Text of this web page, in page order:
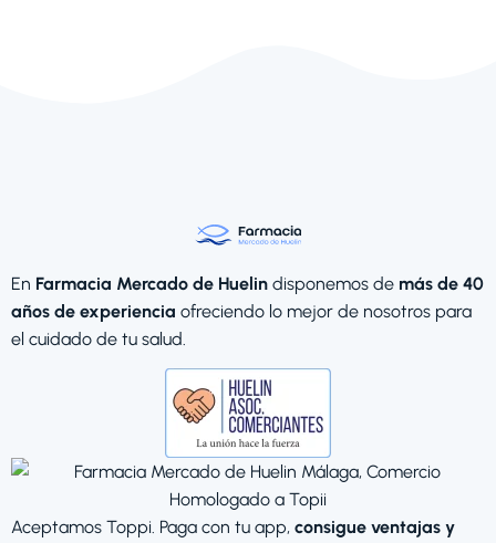
En Farmacia Mercado de Huelin disponemos de más de 40
años de experiencia ofreciendo lo mejor de nosotros para
el cuidado de tu salud.
Aceptamos Toppi. Paga con tu app, consigue ventajas y